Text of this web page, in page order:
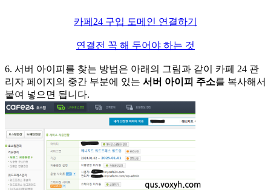
카페24 구입 도메인 연결하기
연결전 꼭 해 두어야 하는 것
6. 서버 아이피를 찾는 방법은 아래의 그림과 같이 카페 24 관
리자 페이지의 중간 부분에 있는 서버 아이피 주소를 복사해서
붙여 넣으면 됩니다.